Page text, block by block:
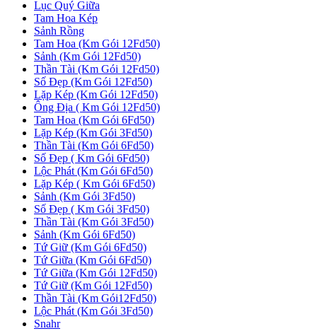
Lục Quý Giữa
Tam Hoa Kép
Sảnh Rồng
Tam Hoa (Km Gói 12Fd50)
Sảnh (Km Gói 12Fd50)
Thần Tài (Km Gói 12Fd50)
Số Đẹp (Km Gói 12Fd50)
Lặp Kép (Km Gói 12Fd50)
Ông Địa ( Km Gói 12Fd50)
Tam Hoa (Km Gói 6Fd50)
Lặp Kép (Km Gói 3Fd50)
Thần Tài (Km Gói 6Fd50)
Số Đẹp ( Km Gói 6Fd50)
Lộc Phát (Km Gói 6Fd50)
Lặp Kép ( Km Gói 6Fd50)
Sảnh (Km Gói 3Fd50)
Số Đẹp ( Km Gói 3Fd50)
Thần Tài (Km Gói 3Fd50)
Sảnh (Km Gói 6Fd50)
Tứ Giữ (Km Gói 6Fd50)
Tứ Giữa (Km Gói 6Fd50)
Tứ Giữa (Km Gói 12Fd50)
Tứ Giữ (Km Gói 12Fd50)
Thần Tài (Km Gói12Fd50)
Lộc Phát (Km Gói 3Fd50)
Snahr